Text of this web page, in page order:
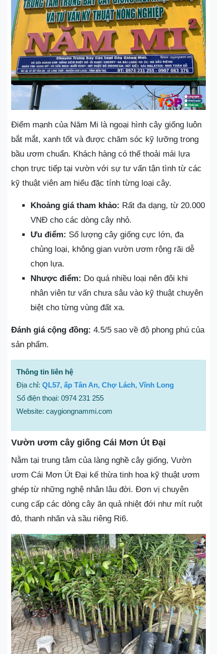
Điểm mạnh của Năm Mi là ngoại hình cây giống luôn
bắt mắt, xanh tốt và được chăm sóc kỹ lưỡng trong
bầu ươm chuẩn. Khách hàng có thể thoải mái lựa
chọn trực tiếp tại vườn với sự tư vấn tận tình từ các
kỹ thuật viên am hiểu đặc tính từng loại cây.
Khoảng giá tham khảo: Rất đa dạng, từ 20.000
VNĐ cho các dòng cây nhỏ.
Ưu điểm: Số lượng cây giống cực lớn, đa
chủng loại, không gian vườn ươm rộng rãi dễ
chọn lựa.
Nhược điểm: Do quá nhiều loại nên đôi khi
nhân viên tư vấn chưa sâu vào kỹ thuật chuyên
biệt cho từng vùng đất xa.
Đánh giá cộng đồng: 4.5/5 sao về độ phong phú của
sản phẩm.
Thông tin liên hệ
Địa chỉ: QL57, ấp Tân An, Chợ Lách, Vĩnh Long
Số điện thoại: 0974 231 255
Website: caygiongnammi.com
Vườn ươm cây giống Cái Mơn Út Đại
Nằm tại trung tâm của làng nghề cây giống, Vườn
ươm Cái Mơn Út Đại kế thừa tinh hoa kỹ thuật ươm
ghép từ những nghệ nhân lâu đời. Đơn vị chuyên
cung cấp các dòng cây ăn quả nhiệt đới như mít ruột
đỏ, thanh nhãn và sầu riêng Ri6.